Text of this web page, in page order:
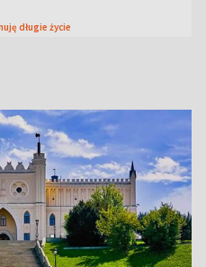
długie życie